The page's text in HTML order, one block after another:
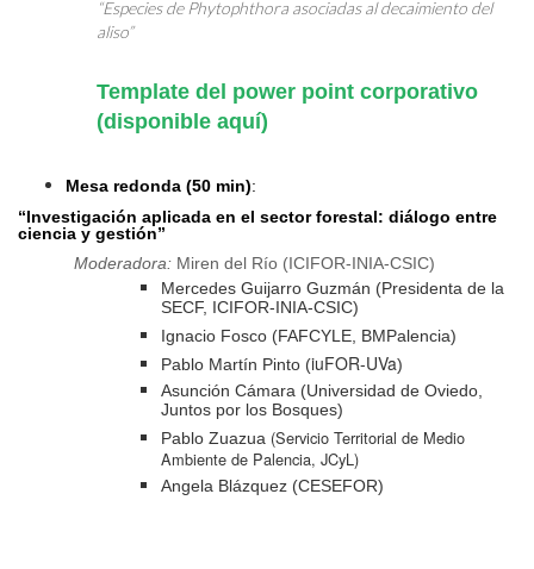
“Especies de Phytophthora asociadas al decaimiento del
aliso”
Template del power point corporativo
(disponible aquí)
Mesa redonda (50 min):
“Investigación aplicada en el sector forestal: diálogo entre
ciencia y gestión”
Moderadora: Miren del Río (ICIFOR-INIA-CSIC)
Mercedes Guijarro Guzmán (Presidenta de la
SECF, ICIFOR-INIA-CSIC)
Ignacio Fosco (FAFCYLE, BMPalencia)
Pablo Martín Pinto (iuFOR-UVa)
Asunción Cámara (Universidad de Oviedo,
Juntos por los Bosques)
Pablo Zuazua (Servicio Territorial de Medio
Ambiente de Palencia, JCyL)
Angela Blázquez (CESEFOR)